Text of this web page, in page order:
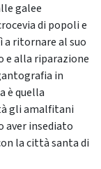
galee
di popoli e
a ritornare al suo
e alla riparazione
in
è quella
gli amalfitani
insediato
la città santa di